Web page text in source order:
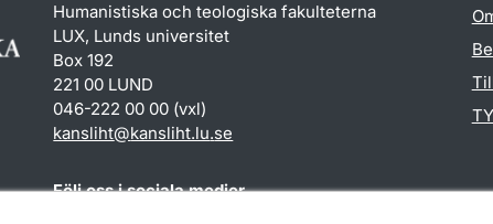
Humanistiska och teologiska fakulteterna
LUX, Lunds universitet
Box 192
221 00 LUND
046-222 00 00 (vxl)
kansliht@kansliht.lu.se
Följ oss i sociala medier